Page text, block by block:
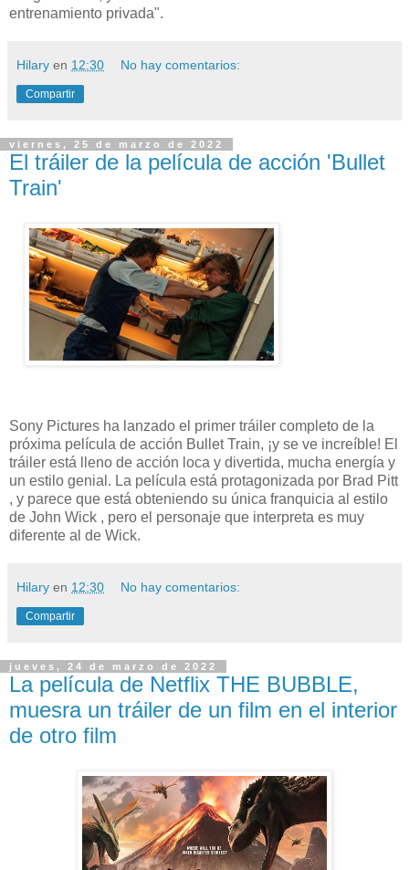
entrenamiento privada".
Hilary en 12:30 No hay comentarios:
Compartir
viernes, 25 de marzo de 2022
El tráiler de la película de acción 'Bullet
Train'
Sony Pictures ha lanzado el primer tráiler completo de la
próxima película de acción Bullet Train, ¡y se ve increíble! El
tráiler está lleno de acción loca y divertida, mucha energía y
un estilo genial. La película está protagonizada por Brad Pitt
, y parece que está obteniendo su única franquicia al estilo
de John Wick , pero el personaje que interpreta es muy
diferente al de Wick.
Hilary en 12:30 No hay comentarios:
Compartir
jueves, 24 de marzo de 2022
La película de Netflix THE BUBBLE,
muesra un tráiler de un film en el interior
de otro film